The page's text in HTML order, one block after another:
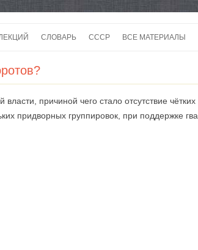
СЛОВАРЬ СССР
ВОЙНЫ
ВСЕ МАТЕРИАЛЫ
КАРТЫ
причиной чего стало отсутствие
придворных группировок, при поддержке